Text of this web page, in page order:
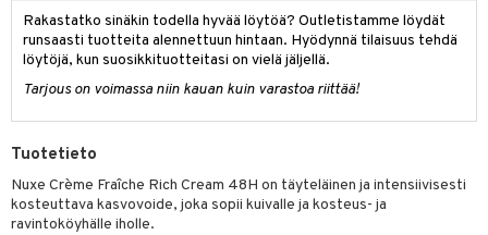
Rakastatko sinäkin todella hyvää löytöä? Outletistamme löydät
runsaasti tuotteita alennettuun hintaan. Hyödynnä tilaisuus tehdä
löytöjä, kun suosikkituotteitasi on vielä jäljellä.
Tarjous on voimassa niin kauan kuin varastoa riittää!
Tuotetieto
Nuxe Crème Fraîche Rich Cream 48H on täyteläinen ja intensiivisesti
kosteuttava kasvovoide, joka sopii kuivalle ja kosteus- ja
ravintoköyhälle iholle.
& saippuat
& Viikset
& saippuat
2: Kirkastus
3: Kosteutus
ja Vartalonhoito
ja naamiot
Huulten Hoito
Elixir
Happy
Happy For Men
Miehille